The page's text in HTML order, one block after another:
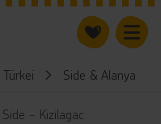
Türkei Side & Alanya
Side - Kizilagac